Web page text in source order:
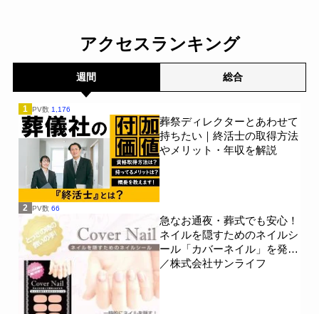
アクセスランキング
週間 総合
1 PV数 1,176
葬祭ディレクターとあわせて
持ちたい｜終活士の取得方法
やメリット・年収を解説
2 PV数 66
急なお通夜・葬式でも安心！
ネイルを隠すためのネイルシ
ール「カバーネイル」を発売
／株式会社サンライフ